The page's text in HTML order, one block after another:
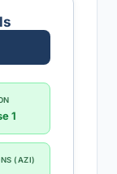
1
(AZI)